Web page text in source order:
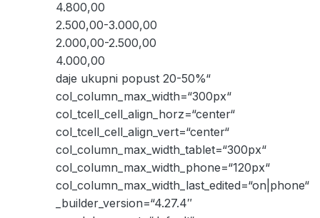
4.800,00
2.500,00-3.000,00
2.000,00-2.500,00
4.000,00
daje ukupni popust 20-50%“
col_column_max_width=“300px“
col_tcell_cell_align_horz=“center“
col_tcell_cell_align_vert=“center“
col_column_max_width_tablet=“300px“
col_column_max_width_phone=“120px“
col_column_max_width_last_edited=“on|phone“
_builder_version=“4.27.4″